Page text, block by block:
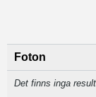
Foton
Det finns inga